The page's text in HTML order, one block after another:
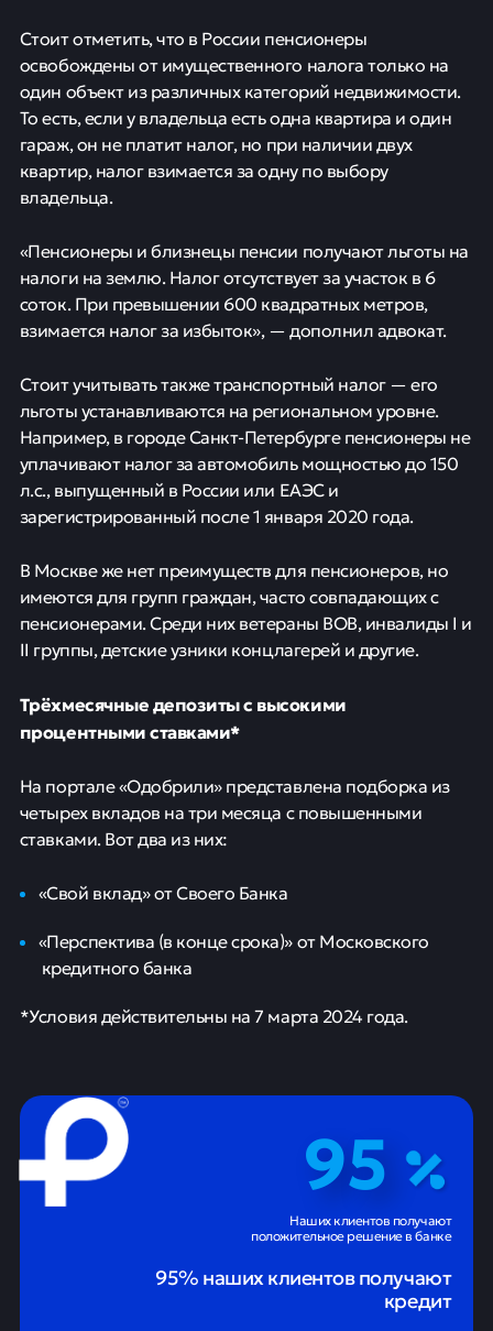
Стоит отметить, что в России пенсионеры
освобождены от имущественного налога только на
один объект из различных категорий недвижимости.
То есть, если у владельца есть одна квартира и один
гараж, он не платит налог, но при наличии двух
квартир, налог взимается за одну по выбору
владельца.
«Пенсионеры и близнецы пенсии получают льготы на
налоги на землю. Налог отсутствует за участок в 6
соток. При превышении 600 квадратных метров,
взимается налог за избыток», — дополнил адвокат.
Стоит учитывать также транспортный налог — его
льготы устанавливаются на региональном уровне.
Например, в городе Санкт-Петербурге пенсионеры не
уплачивают налог за автомобиль мощностью до 150
л.с., выпущенный в России или ЕАЭС и
зарегистрированный после 1 января 2020 года.
В Москве же нет преимуществ для пенсионеров, но
имеются для групп граждан, часто совпадающих с
пенсионерами. Среди них ветераны ВОВ, инвалиды I и
II группы, детские узники концлагерей и другие.
Трёхмесячные депозиты с высокими
процентными ставками*
На портале «Одобрили» представлена подборка из
четырех вкладов на три месяца с повышенными
ставками. Вот два из них:
«Свой вклад» от Своего Банка
«Перспектива (в конце срока)» от Московского
кредитного банка
*Условия действительны на 7 марта 2024 года.
95
Наших клиентов получают
положительное решение в банке
95% наших клиентов получают
кредит